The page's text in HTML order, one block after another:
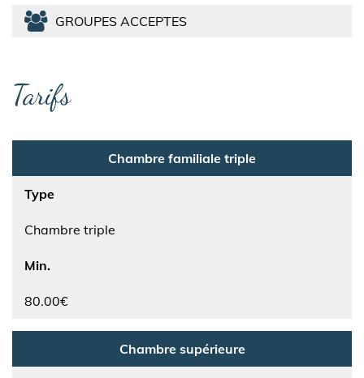
GROUPES ACCEPTES
Tarifs
Chambre familiale triple
Type
Chambre triple
Min.
80.00€
Chambre supérieure